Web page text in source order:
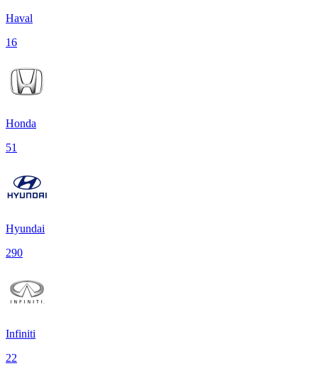
Haval
16
Honda
51
Hyundai
290
Infiniti
22